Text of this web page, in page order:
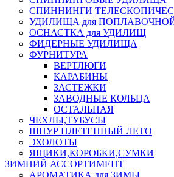
СПИННИНГИ
УДИЛИЩА для
ОСНАСТКА для УДИЛИЩ
ФИДЕРНЫЕ УДИЛИЩА
ФУРНИТУРА
ВЕРТЛЮГИ
КАРАБИНЫ
ЗАСТЕЖКИ
ЗАВОДНЫЕ КОЛЬЦА
ОСТАЛЬНАЯ
ЧЕХЛЫ,ТУБУСЫ
ШНУР ПЛЕТЕННЫЙ ЛЕТО
ЭХОЛОТЫ
ЯЩИКИ,КОРОБКИ,СУМКИ
ЗИМНИЙ АССОРТИМЕНТ
АРОМАТИКА для ЗИМЫ